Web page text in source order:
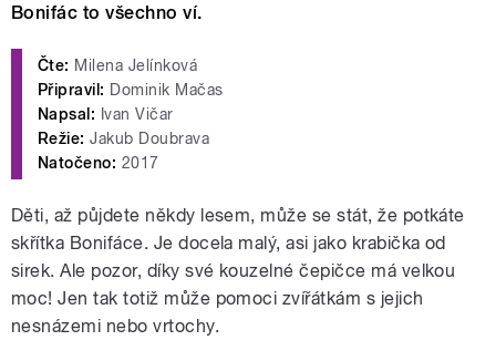
Bonifác to všechno ví.
Čte: Milena Jelínková
Připravil: Dominik Mačas
Napsal: Ivan Vičar
Režie: Jakub Doubrava
Natočeno: 2017
Děti, až půjdete někdy lesem, může se stát, že potkáte
skřítka Bonifáce. Je docela malý, asi jako krabička od
sirek. Ale pozor, díky své kouzelné čepičce má velkou
moc! Jen tak totiž může pomoci zvířátkám s jejich
nesnázemi nebo vrtochy.